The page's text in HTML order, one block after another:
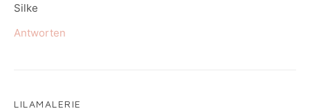
Silke
Antworten
LILAMALERIE